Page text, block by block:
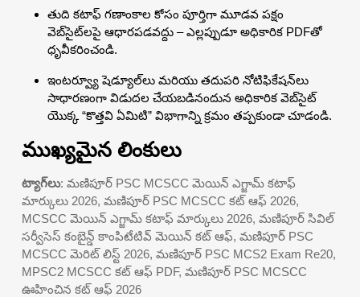
తుది కటాఫ్ గణాంకాల కోసం పూర్తిగా మూడవ పక్షం
వెబ్‌సైట్‌లపై ఆధారపడవద్దు – ఎల్లప్పుడూ అధికారిక PDFతో
ధృవీకరించండి.
ఇంటర్వ్యూ షెడ్యూల్‌లు మరియు తదుపరి నోటిఫికేషన్‌లు
సాధారణంగా విడుదల చేయబడినందున అధికారిక వెబ్‌సైట్
యొక్క “కొత్తవి ఏమిటి” విభాగాన్ని క్రమం తప్పకుండా చూడండి.
ముఖ్యమైన లింకులు
ట్యాగ్‌లు: మణిపూర్ PSC MCSCC మెయిన్ ఎగ్జామ్ కటాఫ్
మార్కులు 2026, మణిపూర్ PSC MCSCC కట్ ఆఫ్ 2026,
MCSCC మెయిన్ ఎగ్జామ్ కటాఫ్ మార్కులు 2026, మణిపూర్ సివిల్
సర్వీసెస్ కంబైన్డ్ కాంపిటేటివ్ మెయిన్ కట్ ఆఫ్, మణిపూర్ PSC
MCSCC మెరిట్ లిస్ట్ 2026, మణిపూర్ PSC MCS2 Exam Re20,
MPSC2 MCSCC కట్ ఆఫ్ PDF, మణిపూర్ PSC MCSCC
ఊహించిన కట్ ఆఫ్ 2026